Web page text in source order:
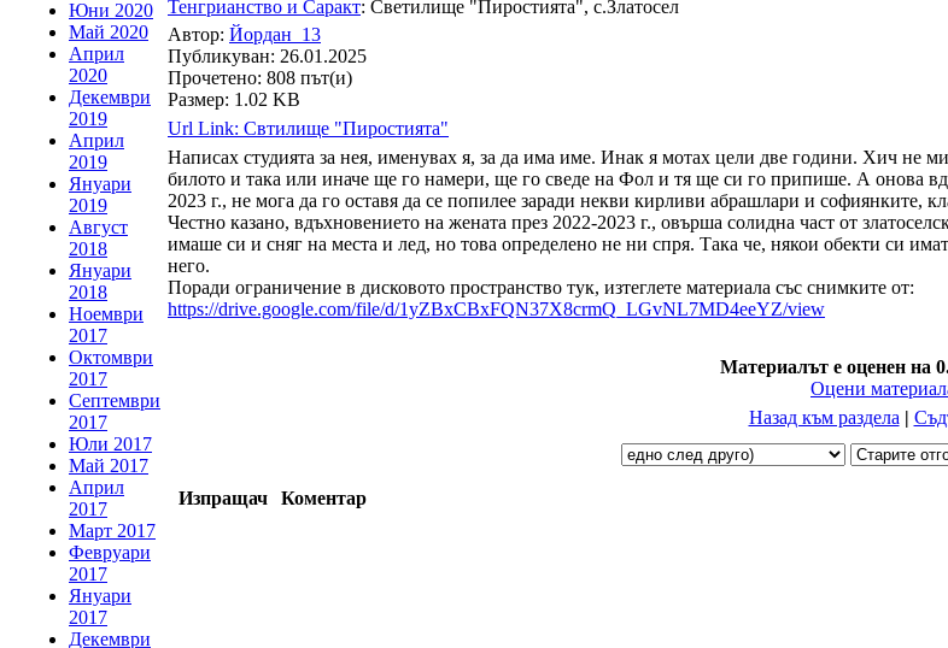
Юни 2020
Май 2020
Април
2020
Декември
2019
Април
2019
Януари
2019
Август
2018
Януари
2018
Ноември
2017
Октомври
2017
Септември
2017
Юли 2017
Май 2017
Април
2017
Март 2017
Февруари
2017
Януари
2017
Декември
Тенгрианство и Саракт: Светилище "Пиростията", с.Златосел
Автор: Йордан_13
Публикуван: 26.01.2025
Прочетено: 808 път(и)
Размер: 1.02 KB
Url Link: Свтилище "Пиростията"
Написах студията за нея, именувах я, за да има име. Инак я мотах цели две години. Хич не
билото и така или иначе ще го намери, ще го сведе на Фол и тя ще си го припише. А онова
2023 г., не мога да го оставя да се попилее заради некви кирливи абрашлари и софиянките,
Честно казано, вдъхновението на жената през 2022-2023 г., овърша солидна част от
имаше си и сняг на места и лед, но това определено не ни спря. Така че, някои обекти си
него.
Поради ограничение в дисковото пространство тук, изтеглете материала със снимките от:
https://drive.google.com/file/d/1yZBxCBxFQN37X8crmQ_LGvNL7MD4eeYZ/view
Материалът е оценен на
Оцени
Назад към раздела |
Изпращач Коментар